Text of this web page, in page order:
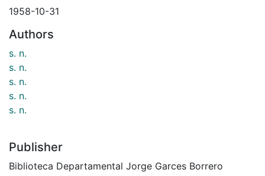
1958-10-31
Authors
s. n.
s. n.
s. n.
s. n.
s. n.
Publisher
Biblioteca Departamental Jorge Garces Borrero